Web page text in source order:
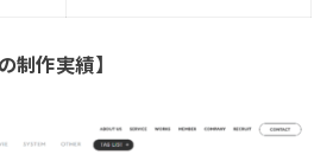
制作実績】